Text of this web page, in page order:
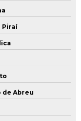
Piraí
de Abreu